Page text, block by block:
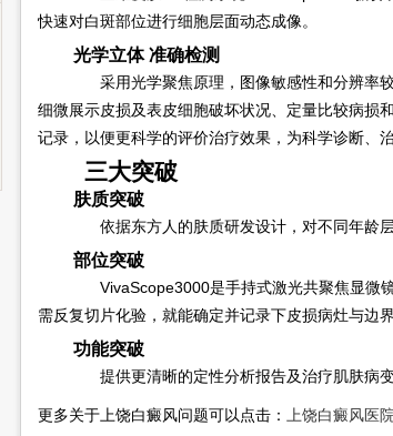
快速对白斑部位进行细胞层面动态成像。
光学立体 准确检测
采用光学聚焦原理，图像敏感性和分辨率较
细微展示皮损及表皮细胞破坏状况、定量比较病损
记录，以便更科学的评价治疗效果，为科学诊断、
三大突破
肤质突破
依据东方人的肤质研发设计，对不同年龄层
部位突破
VivaScope3000是手持式激光共聚焦显微镜
需反复切片化验，就能确定并记录下皮损病灶与边界
功能突破
提供更清晰的定性分析报告及治疗肌肤病变
更多关于上饶白癜风问题可以点击： 上饶白癜风医院